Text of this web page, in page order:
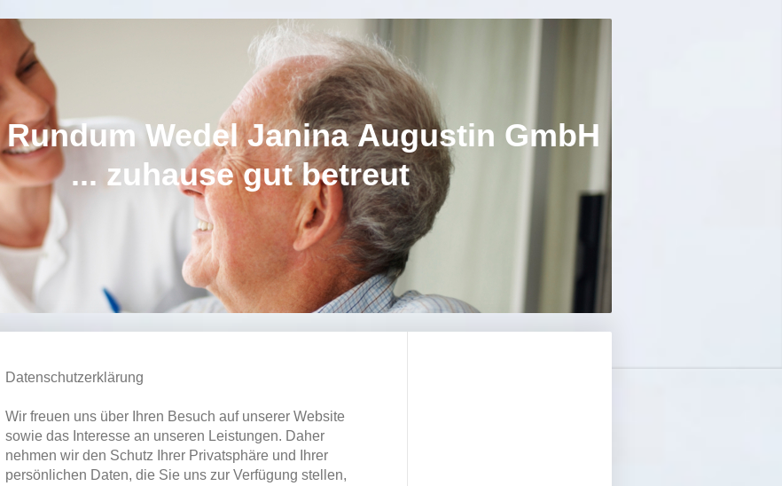
Wedel Janina Augustin GmbH
gut betreut
Datenschutzerklärung
Wir freuen uns über Ihren Besuch auf unserer Website
sowie das Interesse an unseren Leistungen. Daher
nehmen wir den Schutz Ihrer Privatsphäre und Ihrer
persönlichen Daten, die Sie uns zur Verfügung stellen,